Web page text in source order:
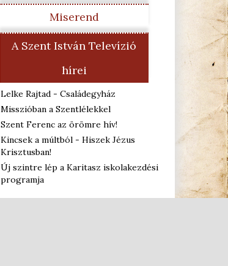
Miserend
A Szent István Televízió
hírei
Lelke Rajtad - Családegyház
Misszióban a Szentlélekkel
Szent Ferenc az örömre hív!
Kincsek a múltból - Hiszek Jézus
Krisztusban!
Új szintre lép a Karitasz iskolakezdési
programja